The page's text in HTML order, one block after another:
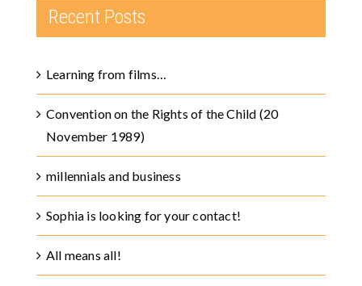
Recent Posts
Learning from films…
Convention on the Rights of the Child (20
November 1989)
millennials and business
Sophia is looking for your contact!
All means all!